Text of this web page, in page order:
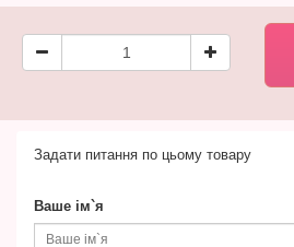
Задати питання по цьому товару
Ваше ім`я